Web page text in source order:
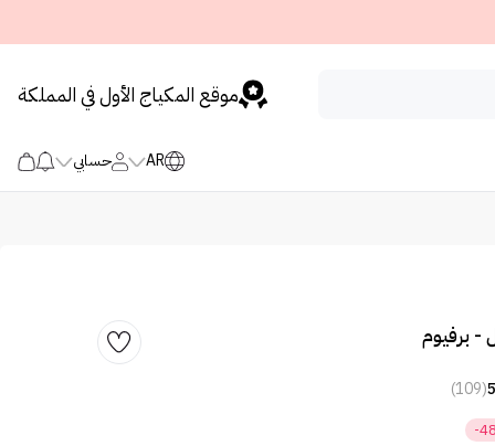
موقع المكياج الأول في المملكة
AR حسابي
برفيوم
5
(109)
-